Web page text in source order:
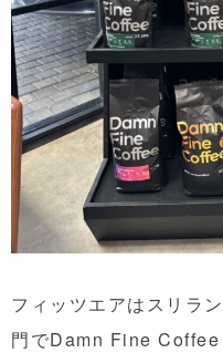
フィッツエアはスリラ
門でDamn Fine Coffee